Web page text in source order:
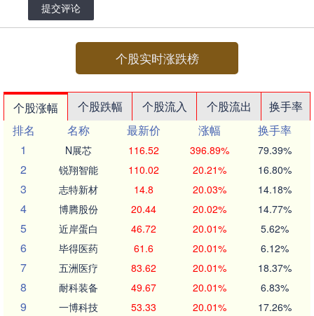
提交评论
个股实时涨跌榜
个股涨幅 个股跌幅 个股流入 个股流出
换手率
排名
名称 最新价 涨幅
换手率
1
N展芯 116.52 396.89% 79.39%
2 锐翔智能 110.02 20.21% 16.80%
3 志特新材 14.8 20.03% 14.18%
4 博腾股份 20.44 20.02% 14.77%
5 近岸蛋白 46.72 20.01% 5.62%
6 毕得医药 61.6 20.01% 6.12%
7 五洲医疗 83.62 20.01% 18.37%
8 耐科装备 49.67 20.01% 6.83%
9 一博科技 53.33 20.01% 17.26%